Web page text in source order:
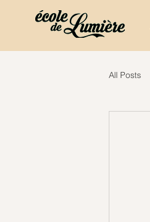
All Posts